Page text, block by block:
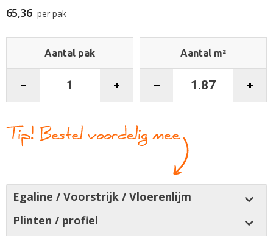
65,36 per pak
Aantal pak Aantal m²
Egaline / Voorstrijk / Vloerenlijm
Plinten / profiel